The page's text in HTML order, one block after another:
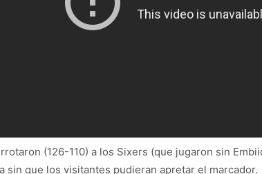
(126-110) a los Sixers (que jugaron sin
sin que los visitantes pudieran apretar el marcador.